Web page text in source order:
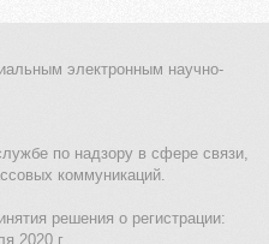
электронным научно-
по надзору в сфере связи,
коммуникаций.
решения о регистрации:
2020 г